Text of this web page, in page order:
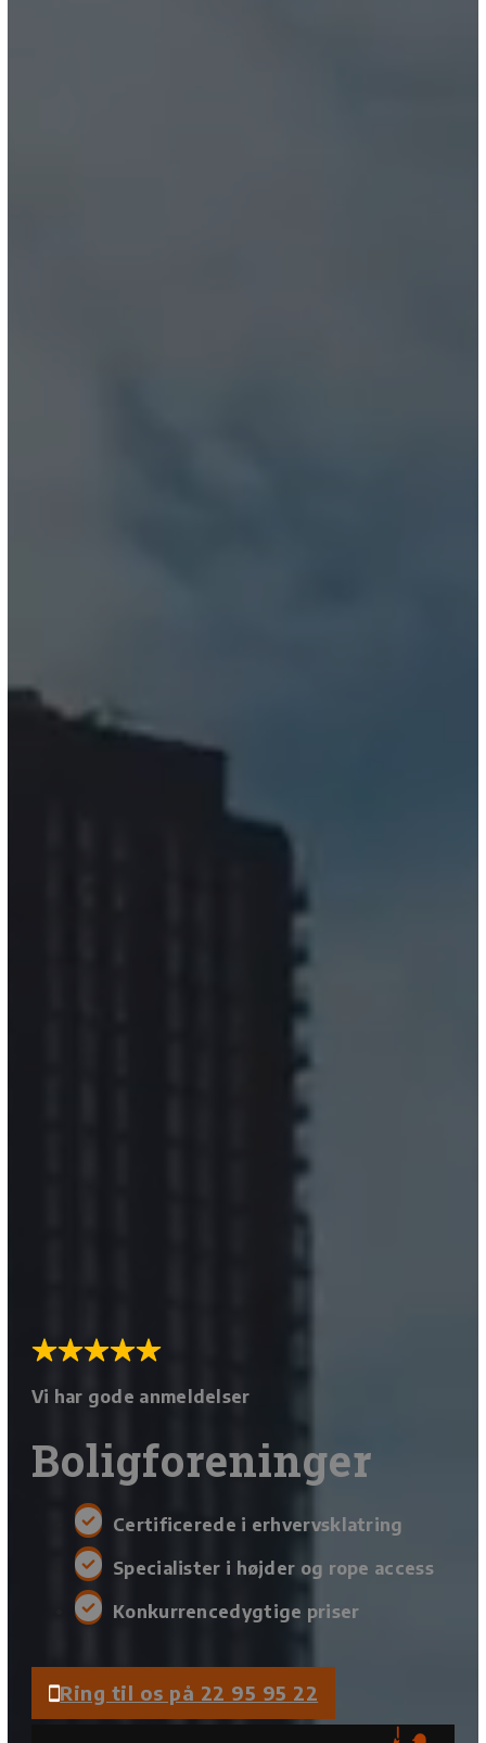
Vi har gode anmeldelser
Boligforeninger
Certificerede i erhvervsklatring
Specialister i højder og rope access
Konkurrencedygtige priser
Ring til os på 22 95 95 22